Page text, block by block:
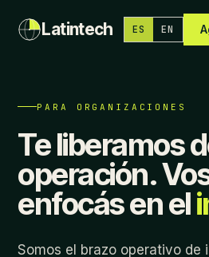
Latintech ES EN
PARA ORGANIZACIONES
Te liberamos
operación.
enfocás en el
Somos el brazo operativo de